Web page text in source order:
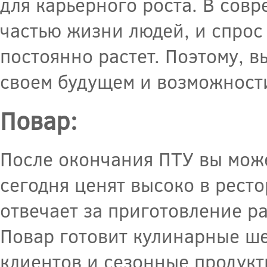
частью жизни людей, и
постоянно растет. Поэтому,
своем будущем и
Повар:
После окончания ПТУ вы
сегодня ценят высоко в
отвечает за приготовление
Повар готовит кулинарные
клиентов и сезонные